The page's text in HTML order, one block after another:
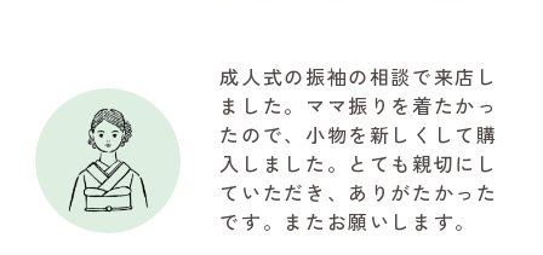
以上の写真が取れて大満足で
した。関わって下さいました
『やまと』のスタッフの皆様
に感謝でいっぱいです!!!有難
うございました
成人式の振袖の相談で来店し
ました。ママ振りを着たかっ
たので、小物を新しくして購
入しました。とても親切にし
ていただき、ありがたかった
です。またお願いします。